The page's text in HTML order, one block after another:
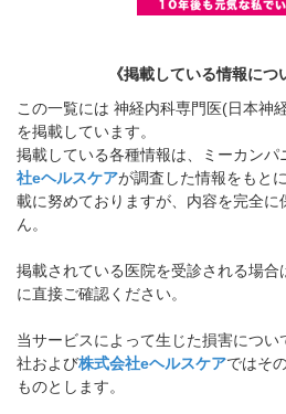
《掲載している情報につ
この一覧には 神経内科専門医(日本神
を掲載しています。
掲載している各種情報は、ミーカンパ
社eヘルスケアが調査した情報をもと
載に努めておりますが、内容を完全
ん。
掲載されている医院を受診される場合
に直接ご確認ください。
当サービスによって生じた損害につ
社および株式会社eヘルスケアではそ
ものとします。